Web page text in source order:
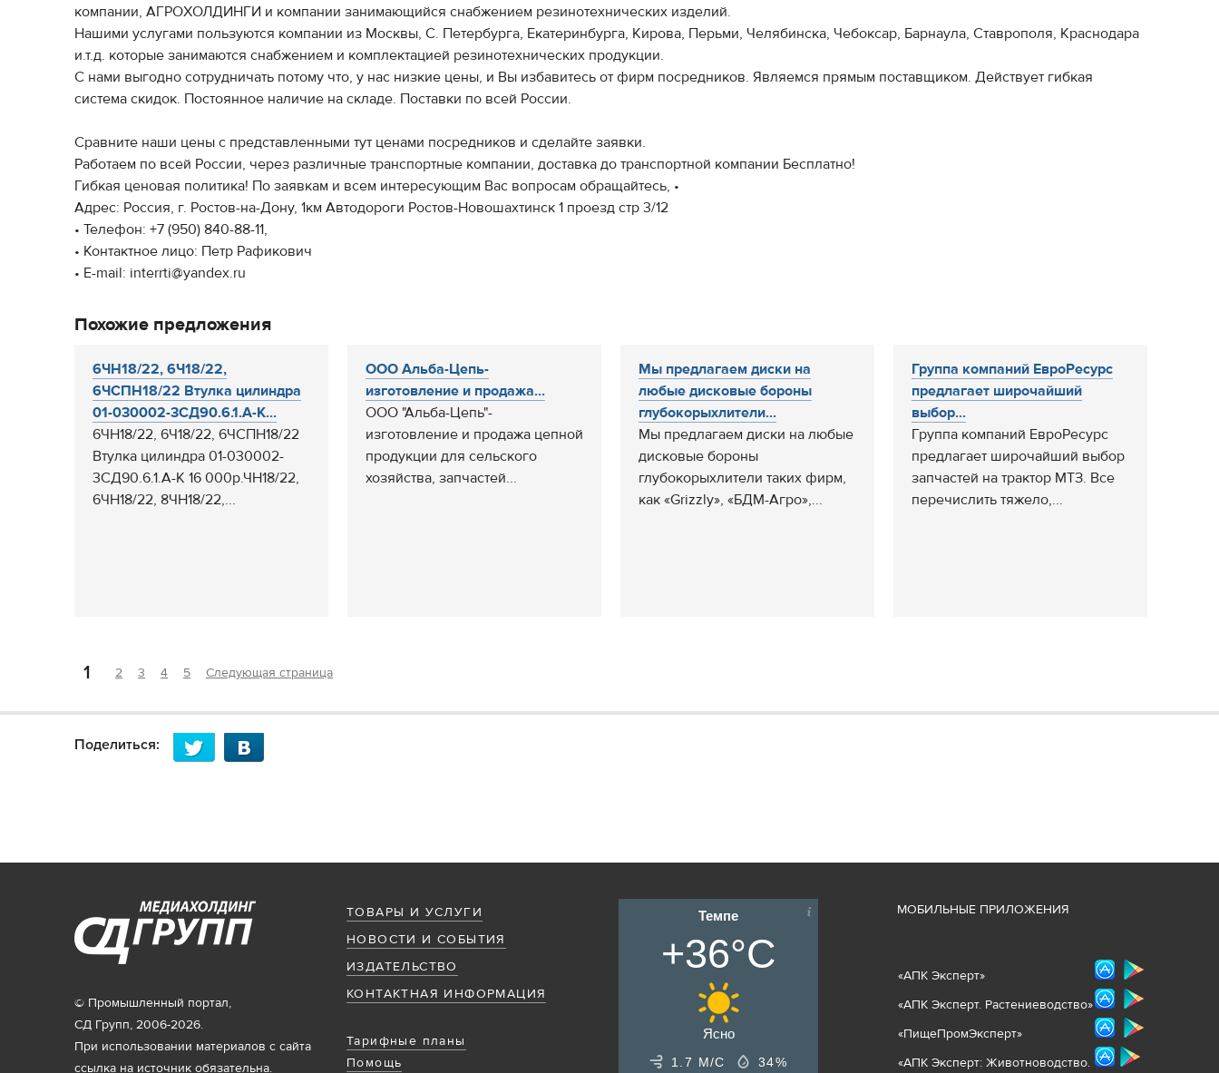
компании, АГРОХОЛДИНГИ и компании занимающийся снабжением резинотехнических изделий.
Нашими услугами пользуются компании из Москвы, С. Петербурга, Екатеринбурга, Кирова, Перьми, Челябинска, Чебоксар, Барнаула, Ставрополя, Краснодара
и.т.д. которые занимаются снабжением и комплектацией резинотехнических продукции.
С нами выгодно сотрудничать потому что, у нас низкие цены, и Вы избавитесь от фирм посредников. Являемся прямым поставщиком. Действует гибкая
система скидок. Постоянное наличие на складе. Поставки по всей России.
Сравните наши цены с представленными тут ценами посредников и сделайте заявки.
Работаем по всей России, через различные транспортные компании, доставка до транспортной компании Бесплатно!
Гибкая ценовая политика! По заявкам и всем интересующим Вас вопросам обращайтесь, •
Адрес: Россия, г. Ростов-на-Дону, 1км Автодороги Ростов-Новошахтинск 1 проезд стр 3/12
• Телефон: +7 (950) 840-88-11,
• Контактное лицо: Петр Рафикович
• E-mail: interrti@yandex.ru
Похожие предложения
6ЧН18/22, 6Ч18/22,
6ЧСПН18/22 Втулка цилиндра
01-030002-3СД90.6.1.А-К...
6ЧН18/22, 6Ч18/22, 6ЧСПН18/22
Втулка цилиндра 01-030002-
3СД90.6.1.А-К 16 000р.ЧН18/22,
6ЧН18/22, 8ЧН18/22,...
ООО Альба-Цепь-
изготовление и продажа...
ООО "Альба-Цепь"-
изготовление и продажа цепной
продукции для сельского
хозяйства, запчастей...
Мы предлагаем диски на
любые дисковые бороны
глубокорыхлители...
Мы предлагаем диски на любые
дисковые бороны
глубокорыхлители таких фирм,
как «Grizzly», «БДМ-Агро»,...
Группа компаний ЕвроРесурс
предлагает широчайший
выбор...
Группа компаний ЕвроРесурс
предлагает широчайший выбор
запчастей на трактор МТЗ. Все
перечислить тяжело,...
1 2 3 4 5 Следующая страница
Поделиться:
ТОВАРЫ И УСЛУГИ
НОВОСТИ И СОБЫТИЯ
ИЗДАТЕЛЬСТВО
КОНТАКТНАЯ ИНФОРМАЦИЯ
Тарифные планы
Помощь
© Промышленный портал,
СД Групп, 2006-2026.
При использовании материалов с сайта
ссылка на источник обязательна.
Темпе
+36°C
Ясно
1.7 М/С 34%
МОБИЛЬНЫЕ ПРИЛОЖЕНИЯ
«АПК Эксперт»
«АПК Эксперт. Растениеводство»
«ПищеПромЭксперт»
«АПК Эксперт: Животноводство.